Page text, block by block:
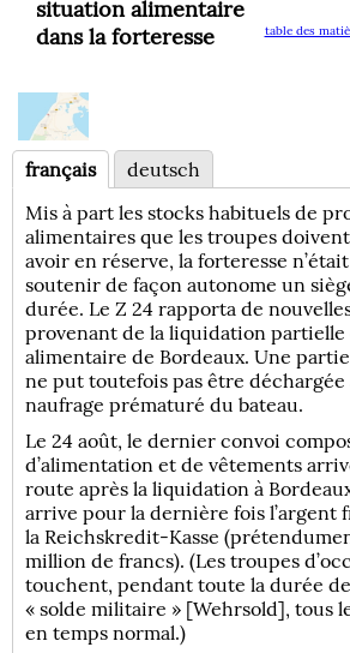
table des
situation alimentaire
dans la forteresse
français
deutsch
Mis à part les stocks habituels de
alimentaires que les troupes
avoir en réserve, la forteresse
soutenir de façon autonome un
durée. Le Z 24 rapporta de
provenant de la liquidation
alimentaire de Bordeaux. Une
ne put toutefois pas être déchargée
naufrage prématuré du bateau.
Le 24 août, le dernier convoi
d’alimentation et de vêtements
route après la liquidation à
arrive pour la dernière fois l’argent
la Reichskredit-Kasse
million de francs). (Les troupes
touchent, pendant toute la durée
« solde militaire » [Wehrsold], tous
en temps normal.)